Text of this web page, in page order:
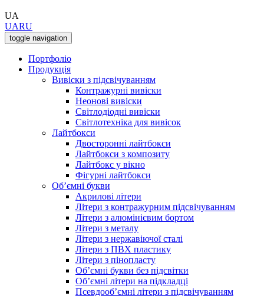
UA
UARU
toggle navigation
Портфоліо
Продукція
Вивіски з підсвічуванням
Контражурні вивіски
Неонові вивіски
Світлодіодні вивіски
Світлотехніка для вивісок
Лайтбокси
Двосторонні лайтбокси
Лайтбокси з композиту
Лайтбокс у вікно
Фігурні лайтбокси
Об’ємні букви
Акрилові літери
Літери з контражурним підсвічуванням
Літери з алюмінієвим бортом
Літери з металу
Літери з нержавіючої сталі
Літери з ПВХ пластику
Літери з пінопласту
Об’ємні букви без підсвітки
Об’ємні літери на підкладці
Псевдооб’ємні літери з підсвічуванням